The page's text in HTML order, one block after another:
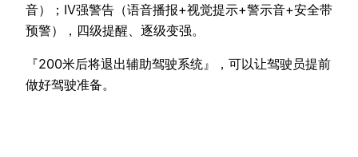
音）；IV强警告（语音播报+视觉提示+警示音+安全带
预警），四级提醒、逐级变强。
『200米后将退出辅助驾驶系统』，可以让驾驶员提前
做好驾驶准备。